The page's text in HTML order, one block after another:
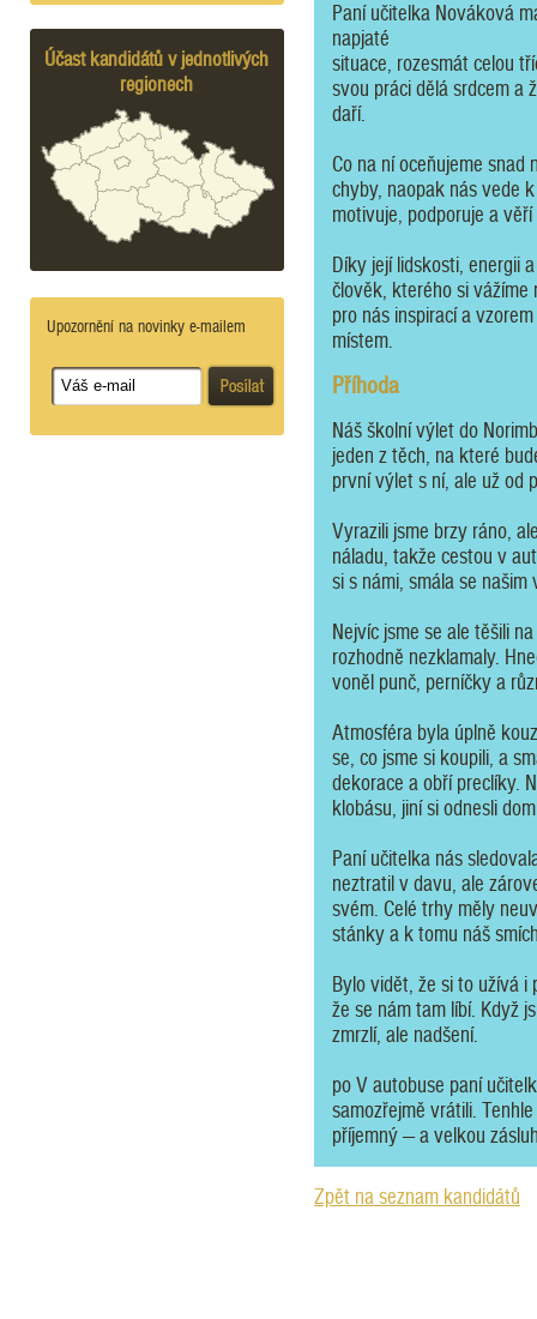
Účast kandidátů v jednotlivých
regionech
Upozornění na novinky e-mailem
Paní učitelka Nováková
napjaté
situace, rozesmát celou
svou práci dělá srdcem a
daří.
Co na ní oceňujeme snad
chyby, naopak nás vede
motivuje, podporuje a
Díky její lidskosti, energii
člověk, kterého si vážíme
pro nás inspirací a
místem.
Příhoda
Náš školní výlet do
jeden z těch, na které
první výlet s ní, ale už od
Vyrazili jsme brzy ráno,
náladu, takže cestou v
si s námi, smála se
Nejvíc jsme se ale těšili
rozhodně nezklamaly.
voněl punč, perníčky a
Atmosféra byla úplně
se, co jsme si koupili, a
dekorace a obří preclíky.
klobásu, jiní si odnesli
Paní učitelka nás
neztratil v davu, ale
svém. Celé trhy měly
stánky a k tomu náš
Bylo vidět, že si to užívá
že se nám tam líbí. Když
zmrzlí, ale nadšení.
po V autobuse paní
samozřejmě vrátili.
příjemný — a velkou
Zpět na seznam kandidátů